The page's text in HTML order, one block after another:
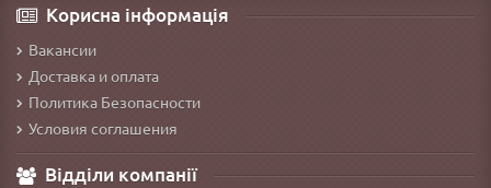
Корисна інформація
Вакансии
Доставка и оплата
Политика Безопасности
Условия соглашения
Відділи компанії